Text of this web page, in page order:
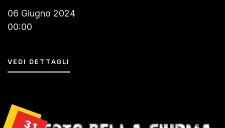
06 Giugno 2024
00:00
VEDI DETTAGLI